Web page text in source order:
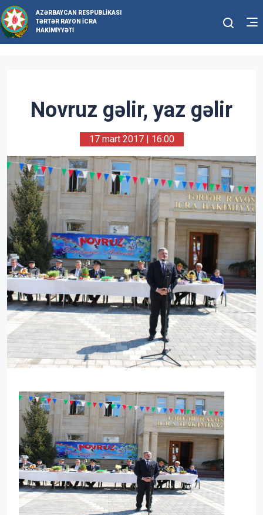
AZƏRBAYCAN RESPUBLIKASI
TƏRTƏR RAYON İCRA
HAKIMIYYƏTI
Novruz gəlir, yaz gəlir
17 mart 2017 | 16:00